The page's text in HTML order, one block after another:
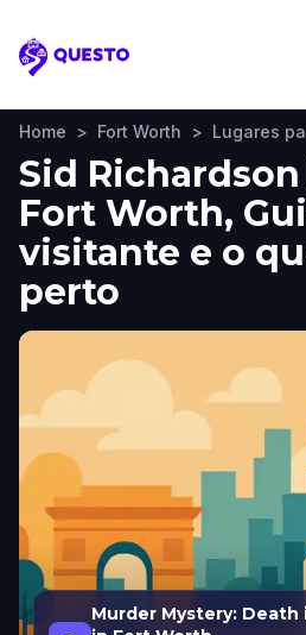
Questo
Home > Fort Worth > Lugares
Sid
Fort Worth,
visitante e o
perto
Murder Mystery: